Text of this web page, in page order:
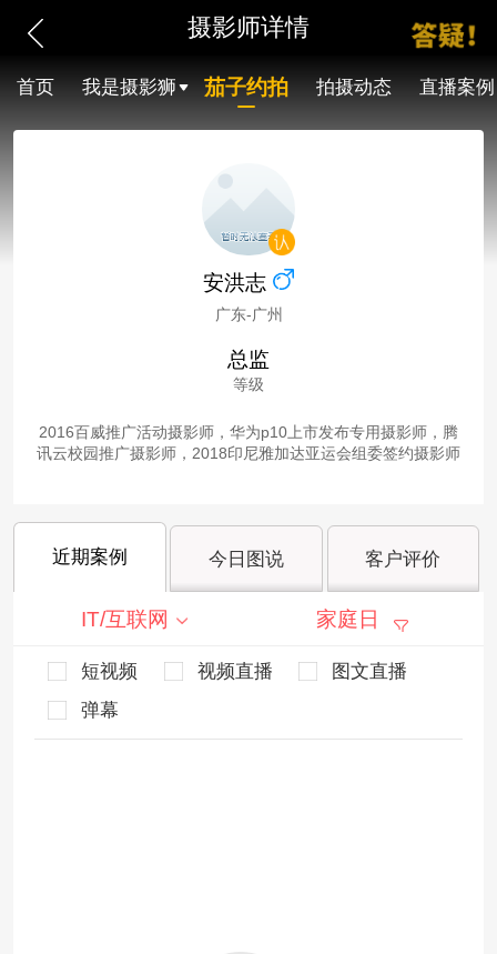
摄影师详情
首页 我是摄影狮 茄子约拍 拍摄动态 直播案例
安洪志
广东-广州
总监
等级
2016百威推广活动摄影师，华为p10上市发布专用摄影师，腾
讯云校园推广摄影师，2018印尼雅加达亚运会组委签约摄影师
近期案例 今日图说 客户评价
IT/互联网 家庭日
短视频 视频直播
图文直播
弹幕